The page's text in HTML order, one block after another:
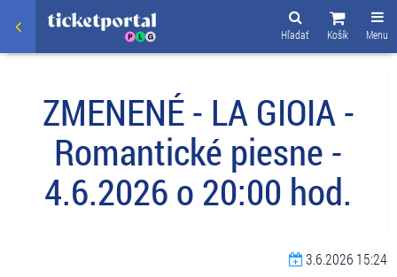
Menu
Košík
Hľadať
ZMENENÉ - LA GIOIA -
Romantické piesne -
4.6.2026 o 20:00 hod.
3.6.2026 15:24